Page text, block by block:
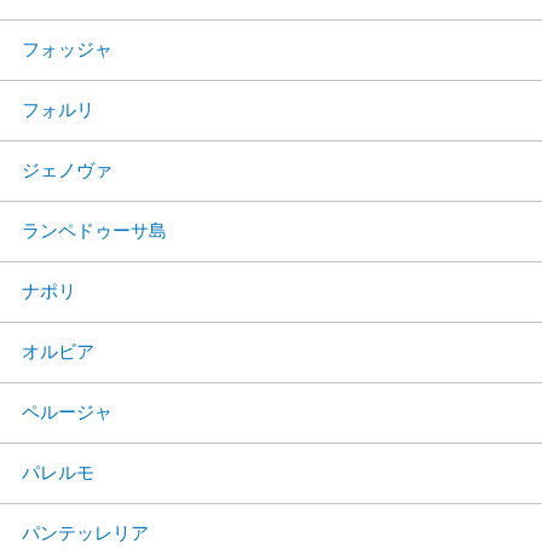
フォッジャ
フォルリ
ジェノヴァ
ランペドゥーサ島
ナポリ
オルビア
ペルージャ
パレルモ
パンテッレリア